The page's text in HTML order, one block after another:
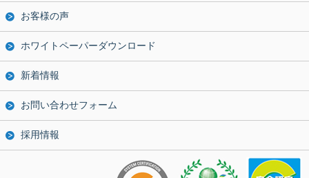
お客様の声
ホワイトペーパーダウンロード
新着情報
お問い合わせフォーム
採用情報